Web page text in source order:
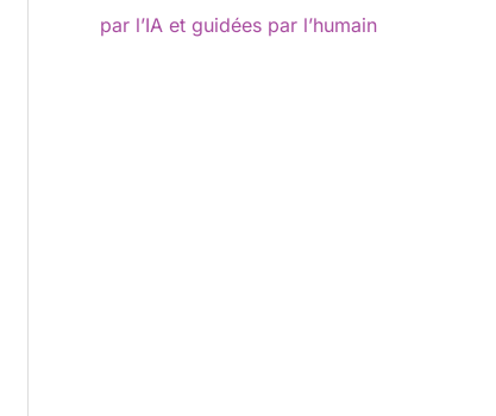
par l’IA et guidées par l’humain